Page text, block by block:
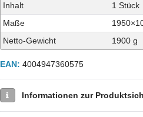
Inhalt
1 Stück
Maße
Netto-Gewicht
1900 g
EAN: 4004947360575
Informationen zur